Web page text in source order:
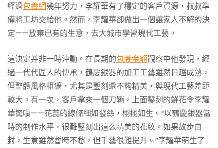
經過包養網幾年努力，李耀華有了穩定的客戶資源，叔叔準
備將工坊交給他。然而，李耀華卻做出一個讓家人不解的決
定——放棄已有的生意，去大城市學習現代工藝。
這決定并非一時沖動。在長期的包養金額觀察中他發現，經
過一代代匠人的傳承，鶴慶銀器的加工工藝雖然日趨成熟，
但整體風格粗獷，尤其是鏨刻還不夠精美，與現代工藝差距
較大。有一次，客戶拿來一個刀鞘，上面鏨刻的鮮花令李耀
華驚嘆——花蕊的線條細如發絲，栩栩如生。“以鶴慶銀器當
時的制作水平，很難鏨刻出這么精美的花紋。如果故步自
封，生意雖然暫時不愁，但手藝很難提升。”李耀華萌生了